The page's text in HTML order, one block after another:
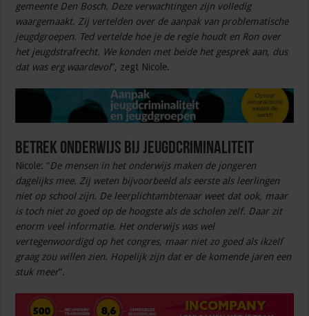
gemeente Den Bosch. Deze verwachtingen zijn volledig
waargemaakt. Zij vertelden over de aanpak van problematische
jeugdgroepen. Ted vertelde hoe je de regie houdt en Ron over
het jeugdstrafrecht. We konden met beide het gesprek aan, dus
dat was erg waardevol”, zegt Nicole.
Betrek onderwijs bij jeugdcriminaliteit
Nicole: “De mensen in het onderwijs maken de jongeren
dagelijks mee. Zij weten bijvoorbeeld als eerste als leerlingen
niet op school zijn. De leerplichtambtenaar weet dat ook, maar
is toch niet zo goed op de hoogste als de scholen zelf. Daar zit
enorm veel informatie. Het onderwijs was wel
vertegenwoordigd op het congres, maar niet zo goed als ikzelf
graag zou willen zien. Hopelijk zijn dat er de komende jaren een
stuk meer”.